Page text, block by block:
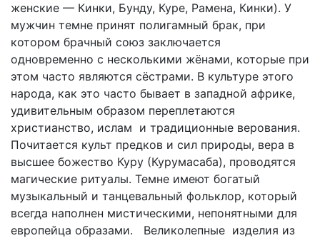
женские — Кинки, Бунду, Куре, Рамена, Кинки). У
мужчин темне принят полигамный брак, при
котором брачный союз заключается
одновременно с несколькими жёнами, которые при
этом часто являются сёстрами. В культуре этого
народа, как это часто бывает в западной африке,
удивительным образом переплетаются
христианство, ислам и традиционные верования.
Почитается культ предков и сил природы, вера в
высшее божество Куру (Курумасаба), проводятся
магические ритуалы. Темне имеют богатый
музыкальный и танцевальный фольклор, который
всегда наполнен мистическими, непонятными для
европейца образами. Великолепные изделия из